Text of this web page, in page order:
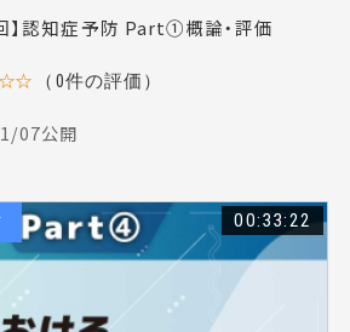
】認知症予防 Part①概論・評価
（0件の評価）
07公開
00:33:22